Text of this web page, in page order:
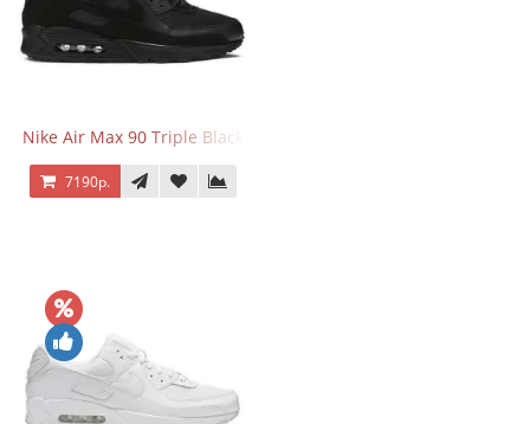
Nike Air Max 90 Triple Black
7190р.